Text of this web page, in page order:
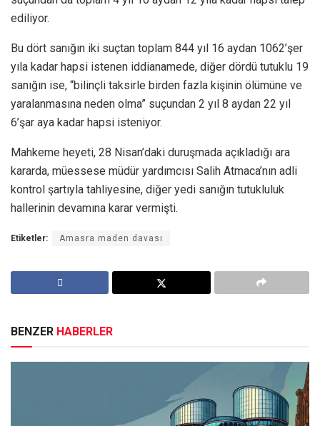
ediliyor.
Bu dört sanığın iki suçtan toplam 844 yıl 16 aydan 1062’şer
yıla kadar hapsi istenen iddianamede, diğer dördü tutuklu 19
sanığın ise, “bilinçli taksirle birden fazla kişinin ölümüne ve
yaralanmasına neden olma” suçundan 2 yıl 8 aydan 22 yıl
6’şar aya kadar hapsi isteniyor.
Mahkeme heyeti, 28 Nisan’daki duruşmada açıkladığı ara
kararda, müessese müdür yardımcısı Salih Atmaca’nın adli
kontrol şartıyla tahliyesine, diğer yedi sanığın tutukluluk
hallerinin devamına karar vermişti.
Etiketler: Amasra maden davası
BENZER HABERLER